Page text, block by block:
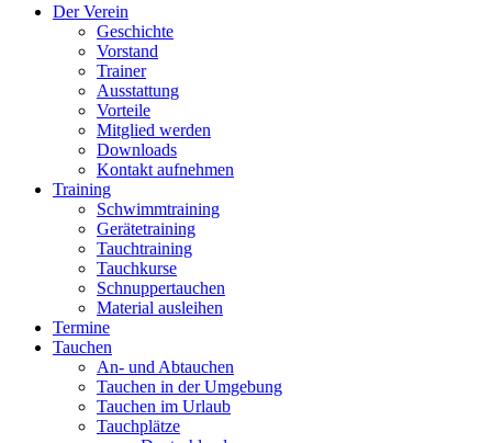
Der Verein
Geschichte
Vorstand
Trainer
Ausstattung
Vorteile
Mitglied werden
Downloads
Kontakt aufnehmen
Training
Schwimmtraining
Gerätetraining
Tauchtraining
Tauchkurse
Schnuppertauchen
Material ausleihen
Termine
Tauchen
An- und Abtauchen
Tauchen in der Umgebung
Tauchen im Urlaub
Tauchplätze